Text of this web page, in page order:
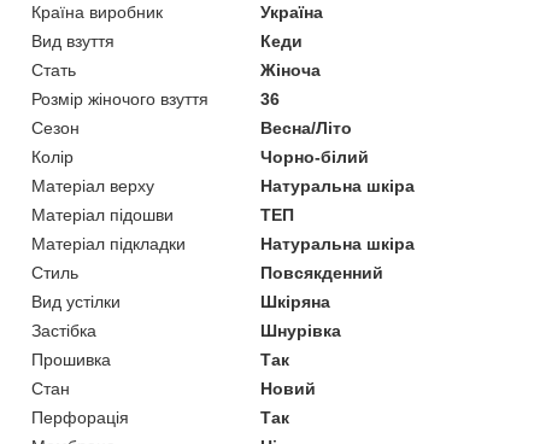
Країна виробник
Україна
Вид взуття
Кеди
Стать
Жіноча
Розмір жіночого взуття
36
Сезон
Весна/Літо
Колір
Чорно-білий
Матеріал верху
Натуральна шкіра
Матеріал підошви
ТЕП
Матеріал підкладки
Натуральна шкіра
Стиль
Повсякденний
Вид устілки
Шкіряна
Застібка
Шнурівка
Прошивка
Так
Стан
Новий
Перфорація
Так